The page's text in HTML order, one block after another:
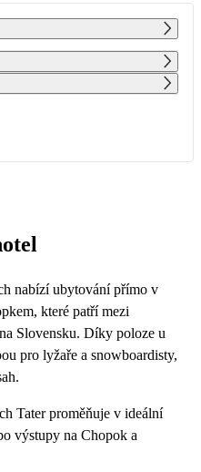
ČT PÁ SO NE
1 2
6 7 8 9
2 469 2 469 2 469 2 469
27
nabízí ubytování přímo v
které patří mezi
Slovensku. Díky poloze u
pro lyžaře a snowboardisty,
Tater proměňuje v ideální
výstupy na Chopok a